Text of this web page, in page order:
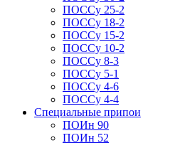
ПОССу 25-2
ПОССу 18-2
ПОССу 15-2
ПОССу 10-2
ПОССу 8-3
ПОССу 5-1
ПОССу 4-6
ПОССу 4-4
Специальные припои
ПОИн 90
ПОИн 52